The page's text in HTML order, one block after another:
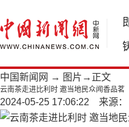
中国新闻网 → 图片 →正文
云南茶走进比利时 邀当地民众闻香品茗
2024-05-25 17:06:22 来源：